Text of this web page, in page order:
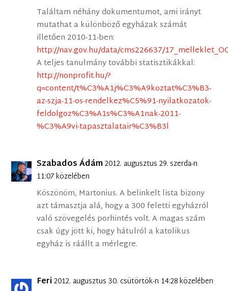
Találtam néhány dokumentumot, ami irányt
mutathat a különböző egyházak számát
illetően 2010-11-ben:
http://nav.gov.hu/data/cms226637/
A teljes tanulmány további statisztikákkal:
http://nonprofit.hu/?
q=content/t%C3%A1j%C3%A9koztat%C3%B3-
az-szja-11-os-rendelkez%C5%91-nyilatkozatok-
feldolgoz%C3%A1s%C3%A1nak-2011-
%C3%A9vi-tapasztalatair%C3%B3l
Szabados Ádám2012. augusztus 29. szerda-n
11:07 közelében
Köszönöm, Martonius. A belinkelt lista bizony
azt támasztja alá, hogy a 300 feletti egyházról
való szövegelés porhintés volt. A magas szám
csak úgy jött ki, hogy hátulról a katolikus
egyház is ráállt a mérlegre.
Feri2012. augusztus 30. csütörtök-n 14:28 közelében